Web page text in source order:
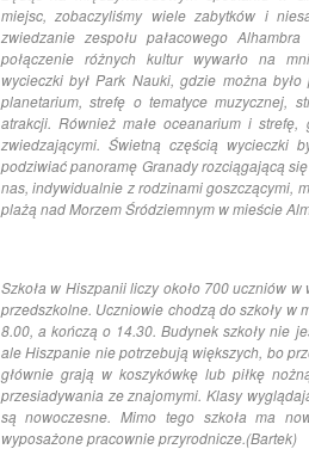
miejsc, zobaczyliśmy wiele zabytków i
zwiedzanie zespołu pałacowego
połączenie różnych kultur wywarło na
wycieczki był Park Nauki, gdzie można
planetarium, strefę o tematyce muzycznej,
atrakcji. Również małe oceanarium i
zwiedzającymi. Świetną częścią wycieczki
podziwiać panoramę Granady rozciągającą
nas, indywidualnie z rodzinami goszczącymi,
plażą nad Morzem Śródziemnym w mieście
Szkoła w Hiszpanii liczy około 700 uczniów
przedszkolne. Uczniowie chodzą do szkoły w
8.00, a kończą o 14.30. Budynek szkoły nie
ale Hiszpanie nie potrzebują większych, bo
głównie grają w koszykówkę lub piłkę
przesiadywania ze znajomymi. Klasy
są nowoczesne. Mimo tego szkoła ma
wyposażone pracownie przyrodnicze.(Bartek)